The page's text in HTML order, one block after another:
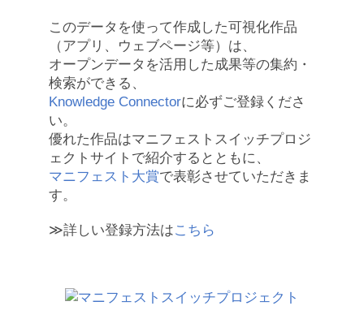
このデータを使って作成した可視化作品
（アプリ、ウェブページ等）は、
オープンデータを活用した成果等の集約・
検索ができる、
Knowledge Connectorに必ずご登録くださ
い。
優れた作品はマニフェストスイッチプロジ
ェクトサイトで紹介するとともに、
マニフェスト大賞で表彰させていただきま
す。
≫詳しい登録方法はこちら